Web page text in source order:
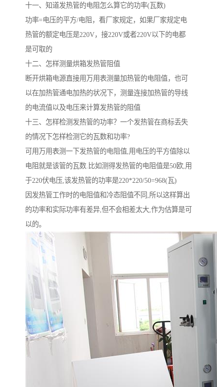
十一、知道发热管的电阻怎么算它的功率(瓦数)
功率=电压的平方/电阻，看厂家规定，如果厂家规定电
热管的额定电压是220V，接220V或者220V以下的电都
是可取的
十二、怎样测量烘箱发热管阻值
断开烘箱电源直接用万用表测量加热管的电阻值，也可
以在加热管通电加热的状况下，测量连接加热管的导线
的电流值以及电压来计算发热管的阻值
十三、怎样检测发热管的功率？一个发热管在商标丢失
的情况下怎样检测它的瓦数和功率?
可用万用表测一下发热管的电阻值,用电压的平方值除以
电阻就是该管的瓦数.比如测得发热管的电阻值是50欧,用
于220伏电压,该发热管的功率是220*220/50=968(瓦)
因发热管工作时的电阻值和冷态阻值不同,所以这样算出
的功率和实际功率有差异,但不会相差太大,作为估算是可
以的。